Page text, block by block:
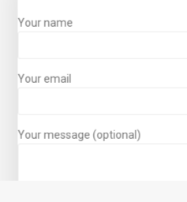
Your name
Your email
Your message (optional)